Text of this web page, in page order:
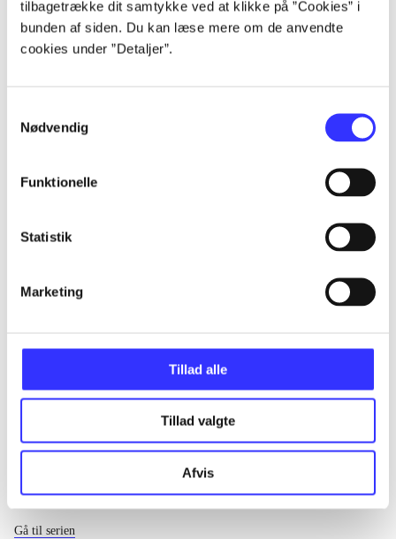
tilbagetrække dit samtykke ved at klikke på ”Cookies” i
bunden af siden. Du kan læse mere om de anvendte
cookies under ”Detaljer”.
Nødvendig
Funktionelle
Statistik
Marketing
Tillad alle
Tillad valgte
Afvis
Artikler
...
...
Adrian X Isolde
Gå til serien